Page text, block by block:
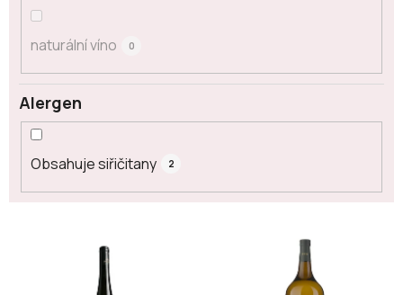
naturální víno 0
Alergen
Obsahuje siřičitany 2